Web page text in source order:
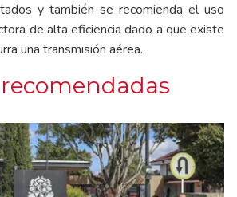
y también se recomienda el uso
de alta eficiencia dado a que existe
una transmisión aérea.